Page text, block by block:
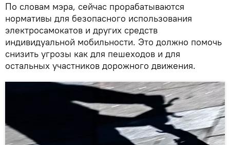
По словам мэра, сейчас прорабатываются
нормативы для безопасного использования
электросамокатов и других средств
индивидуальной мобильности. Это должно помочь
снизить угрозы как для пешеходов и для
остальных участников дорожного движения.